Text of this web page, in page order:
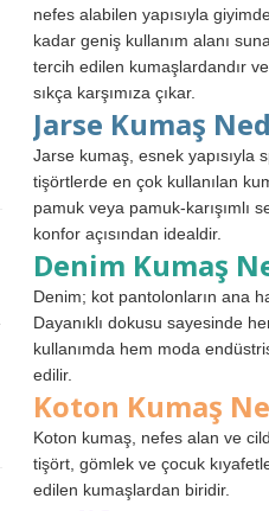
nefes alabilen yapısıyla
kadar geniş kullanım alanı
tercih edilen kumaşlardandır
sıkça karşımıza çıkar.
Jarse Kumaş
Jarse kumaş, esnek yapısıyla
tişörtlerde en çok kullanılan
pamuk veya pamuk-karışımlı
konfor açısından idealdir.
Denim Kumaş
Denim; kot pantolonların ana
Dayanıklı dokusu sayesinde
kullanımda hem moda
edilir.
Koton Kumaş
Koton kumaş, nefes alan ve
tişört, gömlek ve çocuk
edilen kumaşlardan biridir.